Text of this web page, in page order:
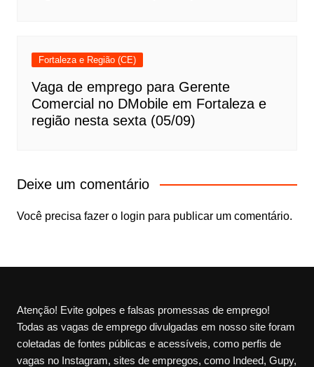
Fortaleza e Região (CE)
Vaga de emprego para Gerente
Comercial no DMobile em Fortaleza e
região nesta sexta (05/09)
Deixe um comentário
Você precisa fazer o login para publicar um comentário.
Atenção! Evite golpes e falsas promessas de emprego!
Todas as vagas de emprego divulgadas em nosso site foram
coletadas de fontes públicas e acessíveis, como perfis de
vagas no Instagram, sites de empregos, como Indeed, Gupy,